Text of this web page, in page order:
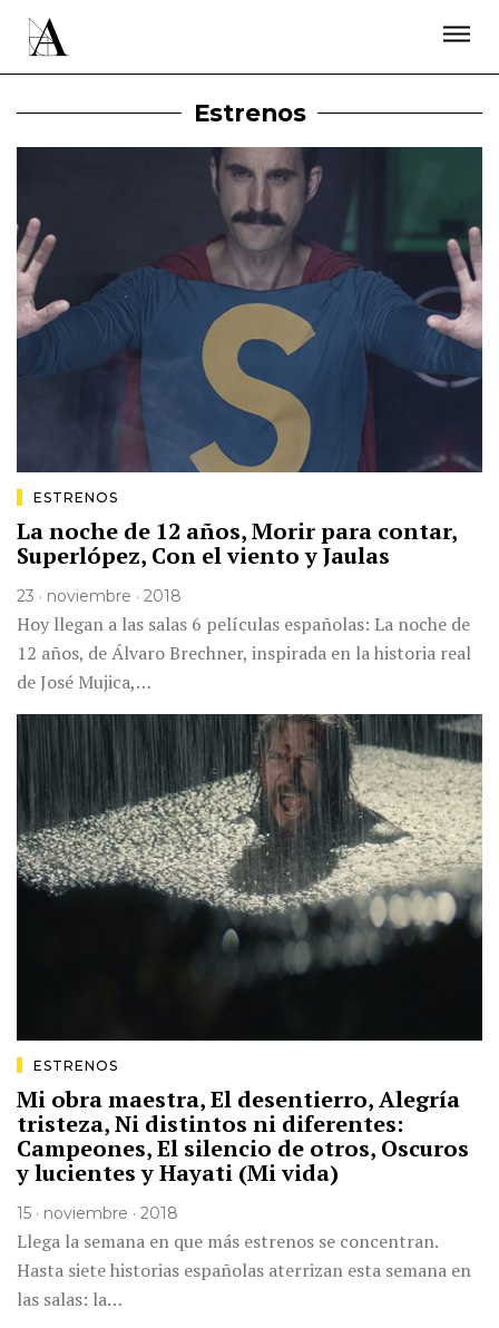
Estrenos
ESTRENOS
La noche de 12 años, Morir para contar,
Superlópez, Con el viento y Jaulas
23 · noviembre · 2018
Hoy llegan a las salas 6 películas españolas: La noche de
12 años, de Álvaro Brechner, inspirada en la historia real
de José Mujica,…
ESTRENOS
Mi obra maestra, El desentierro, Alegría
tristeza, Ni distintos ni diferentes:
Campeones, El silencio de otros, Oscuros
y lucientes y Hayati (Mi vida)
15 · noviembre · 2018
Llega la semana en que más estrenos se concentran.
Hasta siete historias españolas aterrizan esta semana en
las salas: la…
ÚNETE A LA ACADEMIA DE CINE
NEWSLETTER